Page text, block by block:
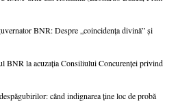
BNR: Despre „coincidența divină” și
BNR la acuzația Consiliului Concurenței privind
când indignarea ține loc de probă